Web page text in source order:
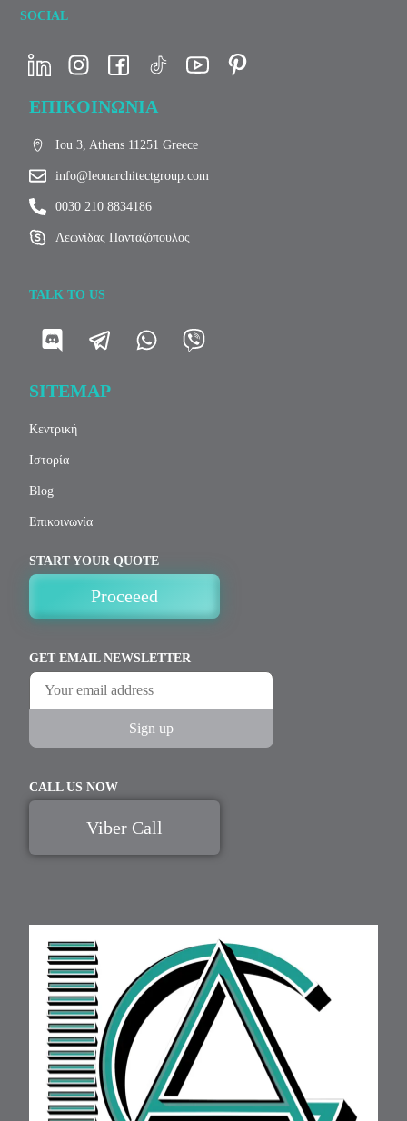
SOCIAL
ΕΠΙΚΟΙΝΩΝΙΑ
Iou 3, Athens 11251 Greece
info@leonarchitectgroup.com
0030 210 8834186
Λεωνίδας Πανταζόπουλος
TALK TO US
SITEMAP
Κεντρική
Ιστορία
Blog
Επικοινωνία
START YOUR QUOTE
Proceeed
GET EMAIL NEWSLETTER
CALL US NOW
Viber Call